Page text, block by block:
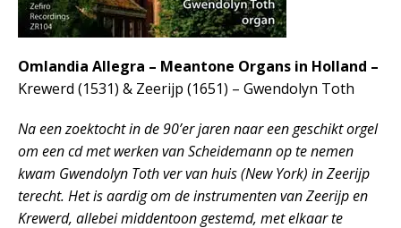
Omlandia Allegra – Meantone Organs in Holland –
Krewerd (1531) & Zeerijp (1651) – Gwendolyn Toth
Na een zoektocht in de 90’er jaren naar een geschikt orgel
om een cd met werken van Scheidemann op te nemen
kwam Gwendolyn Toth ver van huis (New York) in Zeerijp
terecht. Het is aardig om de instrumenten van Zeerijp en
Krewerd, allebei middentoon gestemd, met elkaar te